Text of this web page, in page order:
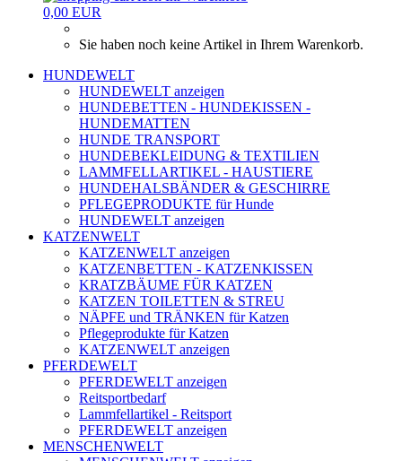
0,00 EUR
Sie haben noch keine Artikel in Ihrem Warenkorb.
HUNDEWELT
HUNDEWELT anzeigen
HUNDEBETTEN - HUNDEKISSEN -
HUNDEMATTEN
HUNDE TRANSPORT
HUNDEBEKLEIDUNG & TEXTILIEN
LAMMFELLARTIKEL - HAUSTIERE
HUNDEHALSBÄNDER & GESCHIRRE
PFLEGEPRODUKTE für Hunde
HUNDEWELT anzeigen
KATZENWELT
KATZENWELT anzeigen
KATZENBETTEN - KATZENKISSEN
KRATZBÄUME FÜR KATZEN
KATZEN TOILETTEN & STREU
NÄPFE und TRÄNKEN für Katzen
Pflegeprodukte für Katzen
KATZENWELT anzeigen
PFERDEWELT
PFERDEWELT anzeigen
Reitsportbedarf
Lammfellartikel - Reitsport
PFERDEWELT anzeigen
MENSCHENWELT